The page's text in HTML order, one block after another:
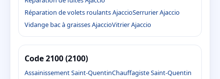
Réparation de volets roulants AjaccioSerrurier Ajaccio
Vidange bac à graisses AjaccioVitrier Ajaccio
Code 2100 (2100)
Assainissement Saint-QuentinChauffagiste Saint-Quentin